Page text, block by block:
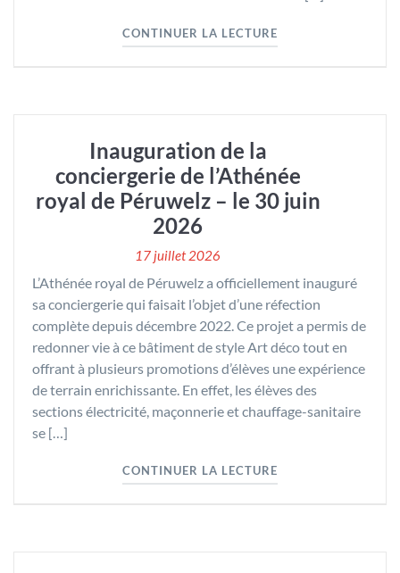
CONTINUER LA LECTURE
Inauguration de la
conciergerie de l’Athénée
royal de Péruwelz – le 30 juin
2026
17 juillet 2026
L’Athénée royal de Péruwelz a officiellement inauguré
sa conciergerie qui faisait l’objet d’une réfection
complète depuis décembre 2022. Ce projet a permis de
redonner vie à ce bâtiment de style Art déco tout en
offrant à plusieurs promotions d’élèves une expérience
de terrain enrichissante. En effet, les élèves des
sections électricité, maçonnerie et chauffage-sanitaire
se […]
CONTINUER LA LECTURE